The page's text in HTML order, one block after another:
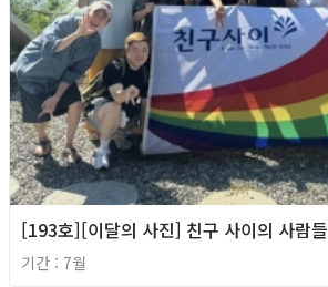
[193호][이달의 사진] 친구 사이의 사람들
기간 : 7월